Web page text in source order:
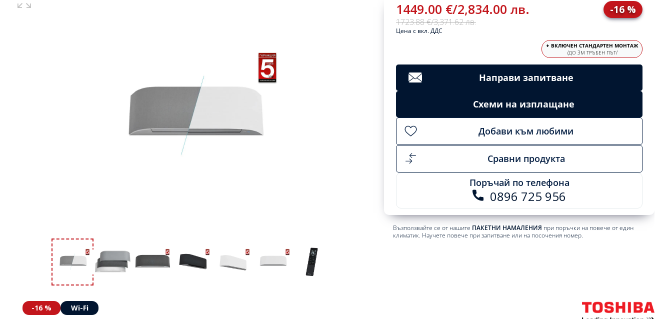
1449.00 €/2,834.00 лв.
1723.88 €/3,371.62 лв.
-16 %
Цена с вкл. ДДС
+ ВКЛЮЧЕН СТАНДАРТЕН МОНТАЖ
/ДО 3М ТРЪБЕН ПЪТ/
Направи запитване
Схеми на изплащане
Добави към любими
Сравни продукта
Поръчай по телефона
0896 725 956
Възползвайте се от нашите ПАКЕТНИ НАМАЛЕНИЯ при поръчки на повече от един
климатик. Научете повече при запитване или на посочения номер.
-16 % Wi-Fi